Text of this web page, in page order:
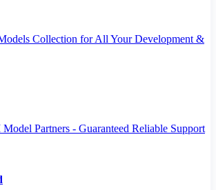
Collection for All Your Development &
Partners - Guaranteed Reliable Support